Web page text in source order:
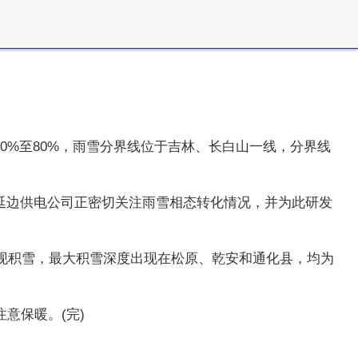
至80%，雨雪分界线位于吉林、长白山一线，分界线
供电公司正密切关注雨雪相态转化情况，并为此研发
雪，最大积雪深度出现在松原、乾安和通化县，均为
意保暖。(完)